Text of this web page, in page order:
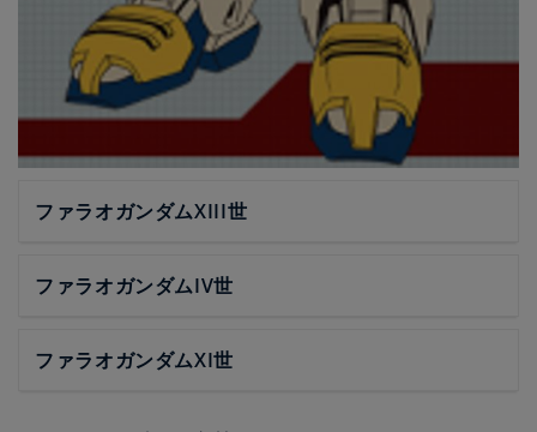
ファラオガンダムXIII世
ファラオガンダムIV世
ファラオガンダムXI世